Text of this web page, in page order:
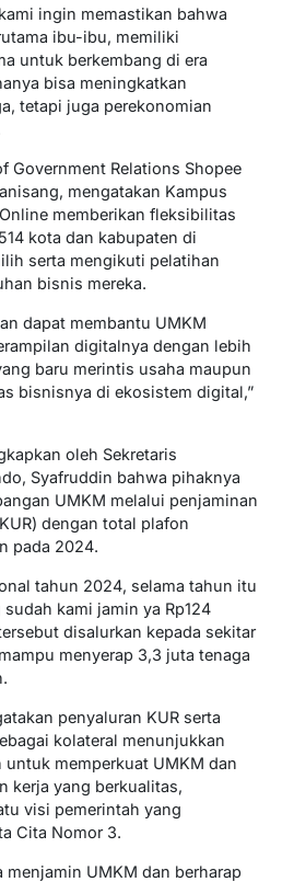
ingin memastikan bahwa
ibu-ibu, memiliki
untuk berkembang di era
bisa meningkatkan
tetapi juga perekonomian
Government Relations Shopee
mengatakan Kampus
memberikan fleksibilitas
kota dan kabupaten di
serta mengikuti pelatihan
bisnis mereka.
dapat membantu UMKM
digitalnya dengan lebih
baru merintis usaha maupun
bisnisnya di ekosistem digital,”
oleh Sekretaris
Syafruddin bahwa pihaknya
UMKM melalui penjaminan
dengan total plafon
pada 2024.
tahun 2024, selama tahun itu
kami jamin ya Rp124
disalurkan kepada sekitar
menyerap 3,3 juta tenaga
penyaluran KUR serta
kolateral menunjukkan
memperkuat UMKM dan
kerja yang berkualitas,
visi pemerintah yang
Cita Nomor 3.
menjamin UMKM dan berharap